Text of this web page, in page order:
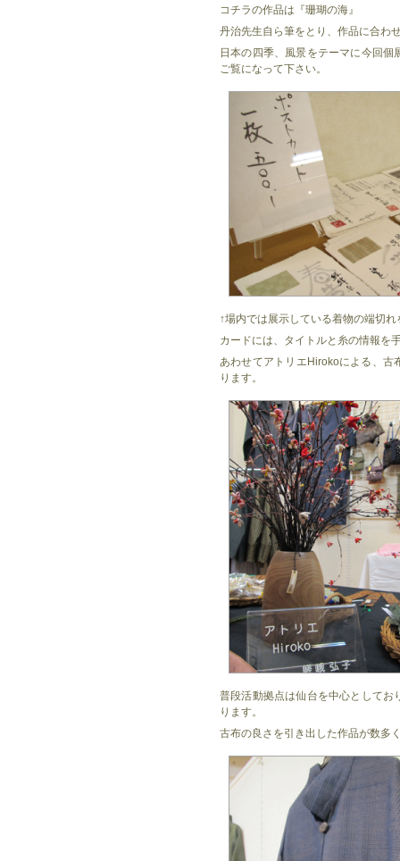
コチラの作品は『珊瑚の海』
丹治先生自ら筆をとり、作品に合わ
日本の四季、風景をテーマに今回
ご覧になって下さい。
↑場内では展示している着物の端切
カードには、タイトルと糸の情報を
あわせてアトリエHirokoによる、古
ります。
普段活動拠点は仙台を中心としてお
ります。
古布の良さを引き出した作品が数多